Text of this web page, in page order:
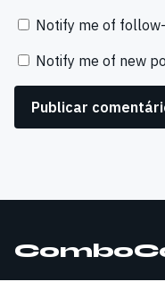
Notify me of
Notify me of new